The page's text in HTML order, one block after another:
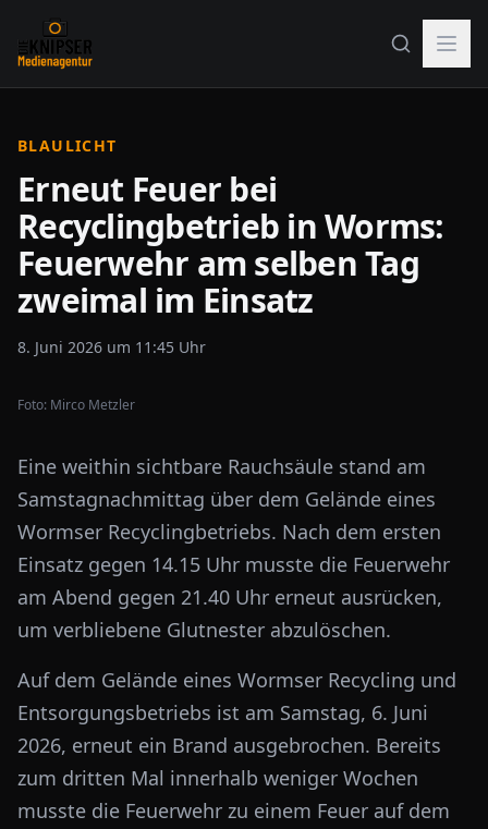
BLAULICHT
Erneut Feuer bei
Recyclingbetrieb in Worms:
Feuerwehr am selben Tag
zweimal im Einsatz
8. Juni 2026 um 11:45 Uhr
Foto: Mirco Metzler
Eine weithin sichtbare Rauchsäule stand am
Samstagnachmittag über dem Gelände eines
Wormser Recyclingbetriebs. Nach dem ersten
Einsatz gegen 14.15 Uhr musste die Feuerwehr
am Abend gegen 21.40 Uhr erneut ausrücken,
um verbliebene Glutnester abzulöschen.
Auf dem Gelände eines Wormser Recycling und
Entsorgungsbetriebs ist am Samstag, 6. Juni
2026, erneut ein Brand ausgebrochen. Bereits
zum dritten Mal innerhalb weniger Wochen
musste die Feuerwehr zu einem Feuer auf dem